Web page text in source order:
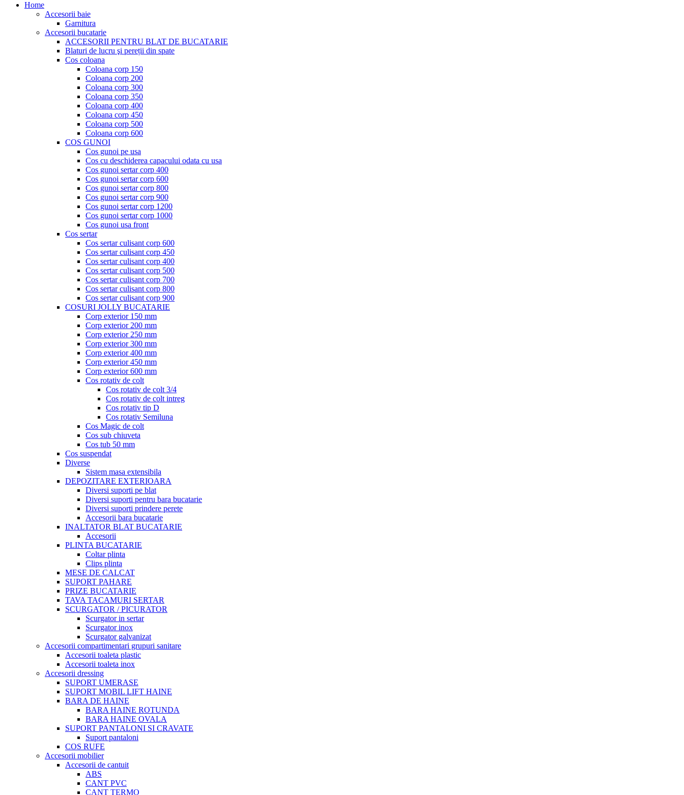
Home
Accesorii baie
Garnitura
Accesorii bucatarie
ACCESORII PENTRU BLAT DE BUCATARIE
Blaturi de lucru şi pereții din spate
Cos coloana
Coloana corp 150
Coloana corp 200
Coloana corp 300
Coloana corp 350
Coloana corp 400
Coloana corp 450
Coloana corp 500
Coloana corp 600
COS GUNOI
Cos gunoi pe usa
Cos cu deschiderea capacului odata cu usa
Cos gunoi sertar corp 400
Cos gunoi sertar corp 600
Cos gunoi sertar corp 800
Cos gunoi sertar corp 900
Cos gunoi sertar corp 1200
Cos gunoi sertar corp 1000
Cos gunoi usa front
Cos sertar
Cos sertar culisant corp 600
Cos sertar culisant corp 450
Cos sertar culisant corp 400
Cos sertar culisant corp 500
Cos sertar culisant corp 700
Cos sertar culisant corp 800
Cos sertar culisant corp 900
COSURI JOLLY BUCATARIE
Corp exterior 150 mm
Corp exterior 200 mm
Corp exterior 250 mm
Corp exterior 300 mm
Corp exterior 400 mm
Corp exterior 450 mm
Corp exterior 600 mm
Cos rotativ de colt
Cos rotativ de colt 3/4
Cos rotativ de colt intreg
Cos rotativ tip D
Cos rotativ Semiluna
Cos Magic de colt
Cos sub chiuveta
Cos tub 50 mm
Cos suspendat
Diverse
Sistem masa extensibila
DEPOZITARE EXTERIOARA
Diversi suporti pe blat
Diversi suporti pentru bara bucatarie
Diversi suporti prindere perete
Accesorii bara bucatarie
INALTATOR BLAT BUCATARIE
Accesorii
PLINTA BUCATARIE
Coltar plinta
Clips plinta
MESE DE CALCAT
SUPORT PAHARE
PRIZE BUCATARIE
TAVA TACAMURI SERTAR
SCURGATOR / PICURATOR
Scurgator in sertar
Scurgator inox
Scurgator galvanizat
Accesorii compartimentari grupuri sanitare
Accesorii toaleta plastic
Accesorii toaleta inox
Accesorii dressing
SUPORT UMERASE
SUPORT MOBIL LIFT HAINE
BARA DE HAINE
BARA HAINE ROTUNDA
BARA HAINE OVALA
SUPORT PANTALONI SI CRAVATE
Suport pantaloni
COS RUFE
Accesorii mobilier
Accesorii de cantuit
ABS
CANT PVC
CANT TERMO